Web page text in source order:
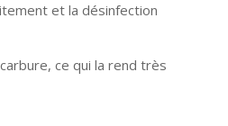
et la désinfection
ce qui la rend très